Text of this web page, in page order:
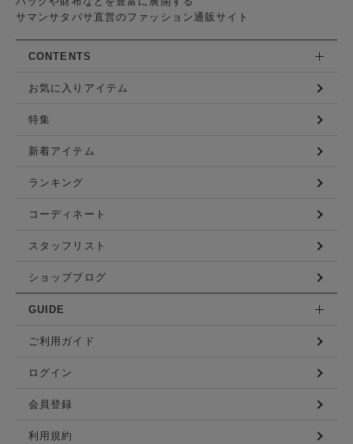
サマンサタバサ直営のファッション通販サイト
CONTENTS
お気に入りアイテム
特集
新着アイテム
ランキング
コーディネート
スタッフリスト
ショップブログ
GUIDE
ご利用ガイド
ログイン
会員登録
利用規約